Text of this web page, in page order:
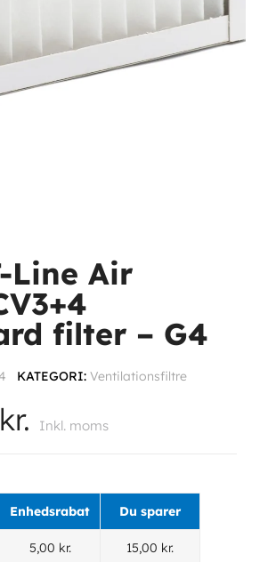
Line Air
filter – G4
KATEGORI Ventilationsfiltre
Inkl. moms
Enhedsrabat Du sparer
5,00 kr. 15,00 kr.